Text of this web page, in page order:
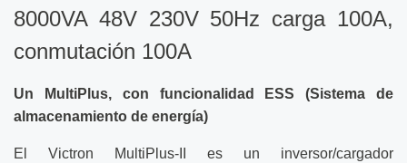
8000VA 48V 230V 50Hz carga 100A,
conmutación 100A
Un MultiPlus, con funcionalidad ESS (Sistema de
almacenamiento de energía)
El Victron MultiPlus-II es un inversor/cargador